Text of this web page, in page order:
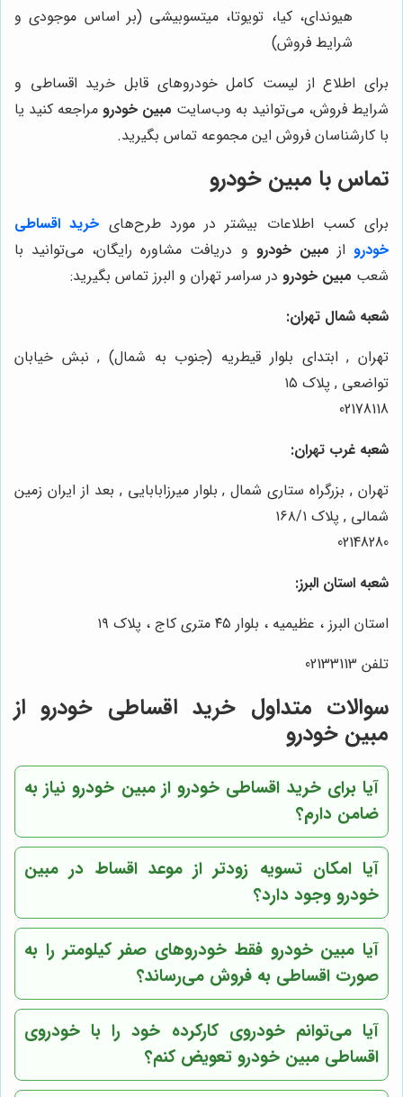
هیوندای، کیا، تویوتا، میتسوبیشی (بر اساس موجودی و
شرایط فروش)
برای اطلاع از لیست کامل خودروهای قابل خرید اقساطی و
شرایط فروش، می‌توانید به وب‌سایت مبین خودرو مراجعه کنید یا
با کارشناسان فروش این مجموعه تماس بگیرید.
تماس با مبین خودرو
برای کسب اطلاعات بیشتر در مورد طرح‌های خرید اقساطی
خودرو از مبین خودرو و دریافت مشاوره رایگان، می‌توانید با
شعب مبین خودرو در سراسر تهران و البرز تماس بگیرید:
شعبه شمال تهران:
تهران , ابتدای بلوار قیطریه (جنوب به شمال) , نبش خیابان
تواضعی , پلاک ۱۵
02178118
شعبه غرب تهران:
تهران , بزرگراه ستاری شمال , بلوار میرزابابایی , بعد از ایران زمین
شمالی , پلاک ۱۶۸/۱
02148280
شعبه استان البرز:
استان البرز ، عظیمیه ، بلوار ۴۵ متری کاج ، پلاک ۱۹
تلفن 02133113
سوالات متداول خرید اقساطی خودرو از
مبین خودرو
آیا برای خرید اقساطی خودرو از مبین خودرو نیاز به
ضامن دارم؟
آیا امکان تسویه زودتر از موعد اقساط در مبین
خودرو وجود دارد؟
آیا مبین خودرو فقط خودروهای صفر کیلومتر را به
صورت اقساطی به فروش می‌رساند؟
آیا می‌توانم خودروی کارکرده خود را با خودروی
اقساطی مبین خودرو تعویض کنم؟